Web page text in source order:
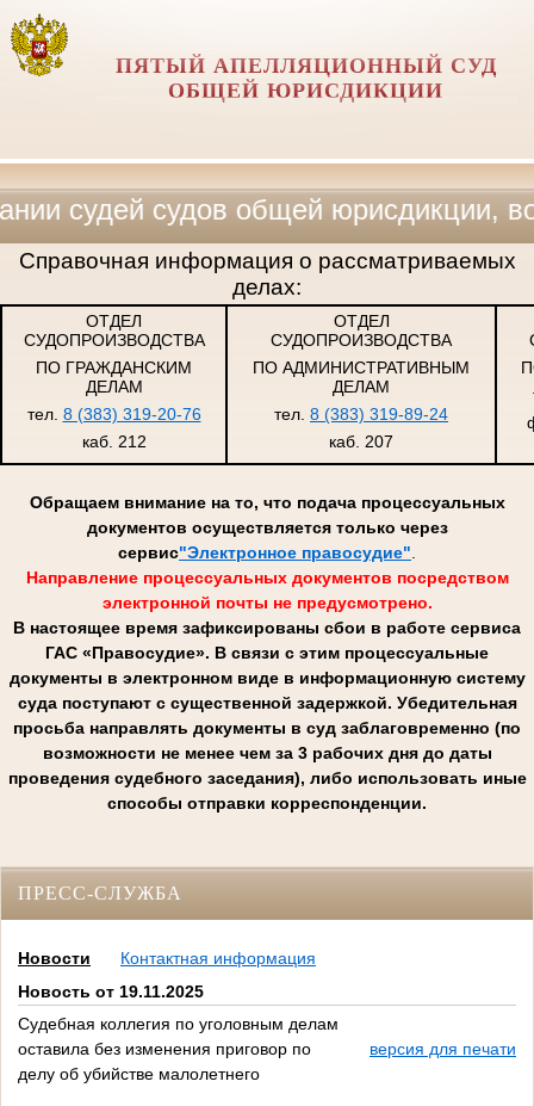
ПЯТЫЙ АПЕЛЛЯЦИОННЫЙ СУД
ОБЩЕЙ ЮРИСДИКЦИИ
судов общей юрисдикции,
Справочная информация о рассматриваемых
делах:
ОТДЕЛ
СУДОПРОИЗВОДСТВА
ПО ГРАЖДАНСКИМ
ДЕЛАМ
тел. 8 (383) 319-20-76
каб. 212
ОТДЕЛ
СУДОПРОИЗВОДСТВА
ПО АДМИНИСТРАТИВНЫМ
ДЕЛАМ
тел. 8 (383) 319-89-24
каб. 207
Обращаем внимание на то, что подача процессуальных
документов осуществляется только через
сервис"Электронное правосудие"
Направление процессуальных документов посредством
электронной почты не предусмотрено.
В настоящее время зафиксированы сбои в работе сервиса
ГАС «Правосудие». В связи с этим процессуальные
документы в электронном виде в информационную систему
суда поступают с существенной задержкой. Убедительная
просьба направлять документы в суд заблаговременно (по
возможности не менее чем за 3 рабочих дня до даты
проведения судебного заседания), либо использовать иные
способы отправки корреспонденции.
ПРЕСС-СЛУЖБА
Новости
Контактная информация
Новость от 19.11.2025
Судебная коллегия по уголовным делам
оставила без изменения приговор по
делу об убийстве малолетнего
версия для печати